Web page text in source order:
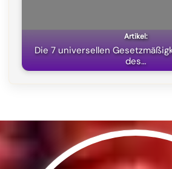
Die 7 universellen
des…